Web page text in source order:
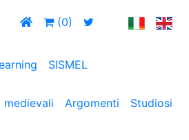
(0)
SISMEL
medievali Argomenti Studiosi